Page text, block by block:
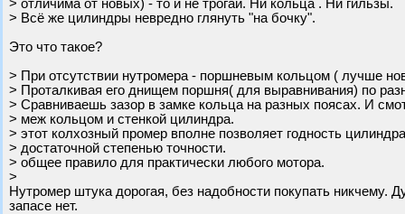
> отличима от новых) - то и не трогай. Ни кольца . Ни гильзы.
> Всё же цилиндры невредно глянуть "на бочку".
Это что такое?
> При отсутствии нутромера - поршневым кольцом ( лучше
> Проталкивая его днищем поршня( для выравнивания) по
> Сравниваешь зазор в замке кольца на разных поясах. И
> меж кольцом и стенкой цилиндра.
> этот колхозный промер вполне позволяет годность
> достаточной степенью точности.
> общее правило для практически любого мотора.
>
Нутромер штука дорогая, без надобности покупать
запасе нет.